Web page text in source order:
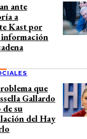
ante
a
Kast por
que
Gallardo
de su
del Hay